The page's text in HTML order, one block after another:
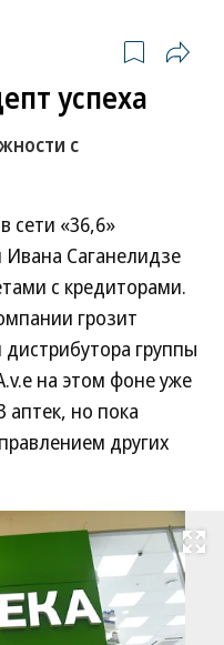
успеха
с
сети «36,6»
Саганелидзе
с кредиторами.
грозит
группы
на этом фоне уже
аптек, но пока
других
Развернуть